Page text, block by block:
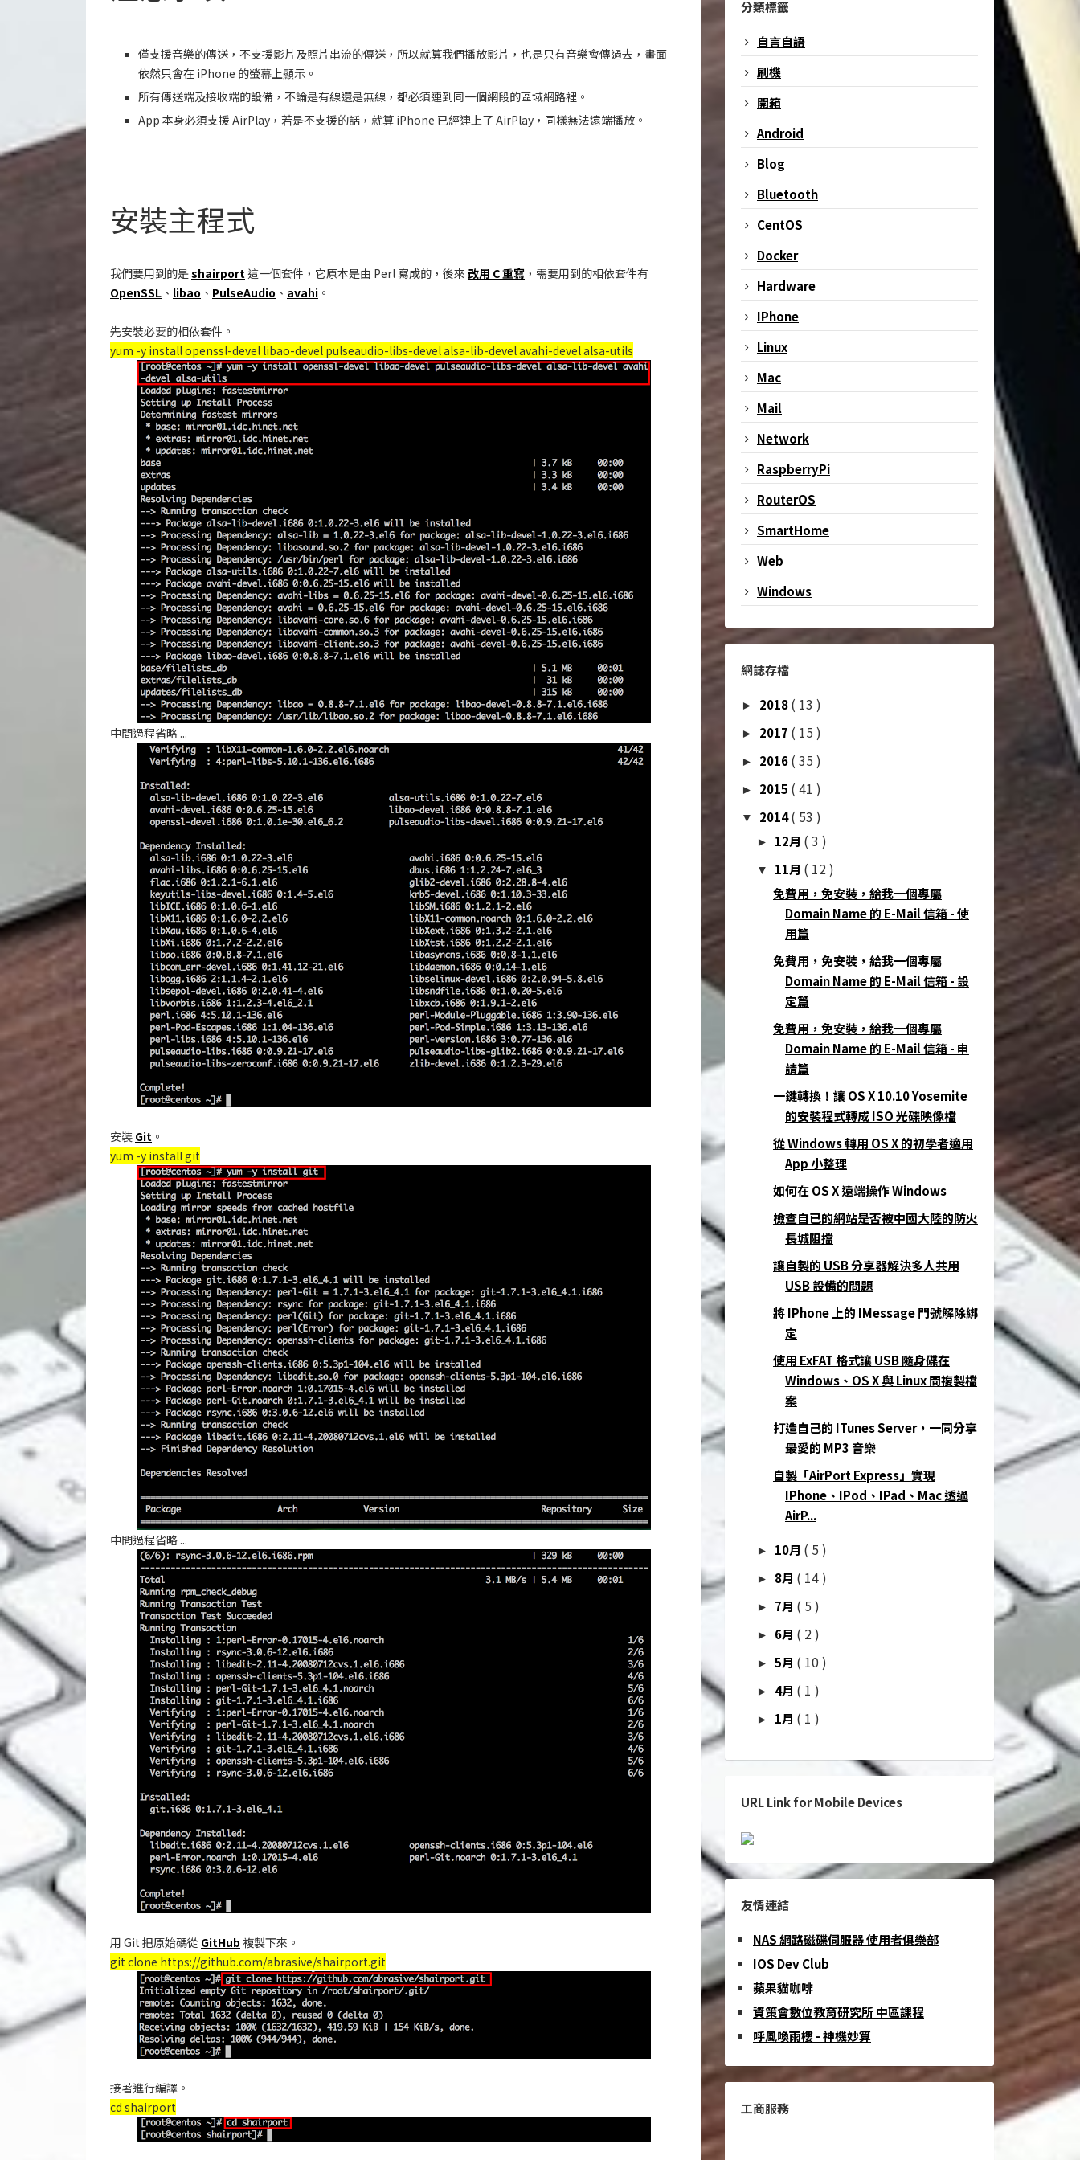
僅支援音樂的傳送，不支援影片及照片串流的傳送，所以就算我們播放影片，也是只有音樂會傳過去，畫面
依然只會在 iPhone 的螢幕上顯示。
所有傳送端及接收端的設備，不論是有線還是無線，都必須連到同一個網段的區域網路裡。
App 本身必須支援 AirPlay，若是不支援的話，就算 iPhone 已經連上了 AirPlay，同樣無法遠端播放。
安裝主程式
我們要用到的是shairport這一個套件，它原本是由 Perl 寫成的，後來 改用 C 重寫 ，需要用到的相依套件有
OpenSSL 、 libao 、 PulseAudio 、 avahi 。
先安裝必要的相依套件。
yum -y install openssl-devel libao-devel pulseaudio-libs-devel alsa-lib-devel avahi-devel alsa-utils
中間過程省略 ...
安裝 Git 。
yum -y install git
中間過程省略 ...
用 Git 把原始碼從 GitHub 複製下來。
git clone https://github.com/abrasive/shairport.git
接著進行編譯。
cd shairport
分類標籤
自言自語
刷機
開箱
Android
Blog
Bluetooth
CentOS
Docker
Hardware
IPhone
Linux
Mac
Mail
Network
RaspberryPi
RouterOS
SmartHome
Web
Windows
網誌存檔
► 2018( 13 )
► 2017 ( 15 )
► 2016( 35 )
► 2015 ( 41 )
▼ 2014( 53 )
► 12月 ( 3 )
▼ 11月 ( 12 )
免費用，免安裝，給我一個專屬
Domain Name 的 E-Mail 信箱 - 使
用篇
免費用，免安裝，給我一個專屬
Domain Name 的 E-Mail 信箱 - 設
定篇
免費用，免安裝，給我一個專屬
Domain Name 的 E-Mail 信箱 - 申
請篇
一鍵轉換！讓 OS X 10.10 Yosemite
的安裝程式轉成 ISO 光碟映像檔
從 Windows 轉用 OS X 的初學者適用
App 小整理
如何在 OS X 遠端操作 Windows
檢查自已的網站是否被中國大陸的防火
長城阻擋
讓自製的 USB 分享器解決多人共用
USB 設備的問題
將 IPhone 上的 IMessage 門號解除綁
定
使用 ExFAT 格式讓 USB 隨身碟在
Windows、OS X 與 Linux 間複製檔
案
打造自己的 ITunes Server，一同分享
最愛的 MP3 音樂
自製「AirPort Express」實現
IPhone、iPod、iPad、Mac 透過
AirP...
► 10月 ( 5 )
► 8月 ( 14 )
► 7月 ( 5 )
► 6月 ( 2 )
►5月 ( 10 )
► 4月 ( 1 )
► 1月 ( 1 )
URL Link for Mobile Devices
友情連結
NAS 網路磁碟伺服器 使用者俱樂部
IOS Dev Club
蘋果貓咖啡
資策會數位教育研究所 中區課程
呼風喚雨樓 - 神機妙算
工商服務